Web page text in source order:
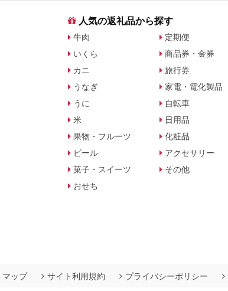
人気の返礼品から探す
牛肉
いくら
カニ
うなぎ
うに
米
果物・フルーツ
ビール
菓子・スイーツ
おせち
定期便
商品券・金券
旅行券
家電・電化製品
自転車
日用品
化粧品
アクセサリー
その他
マップ サイト利用規約 プライバシーポリシー